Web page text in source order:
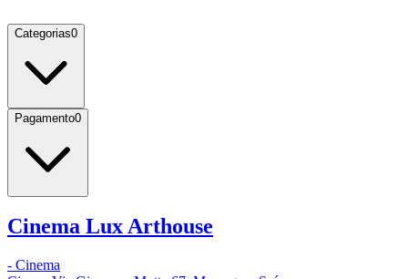
Categorias0
Pagamento0
Cinema Lux Arthouse
- Cinema